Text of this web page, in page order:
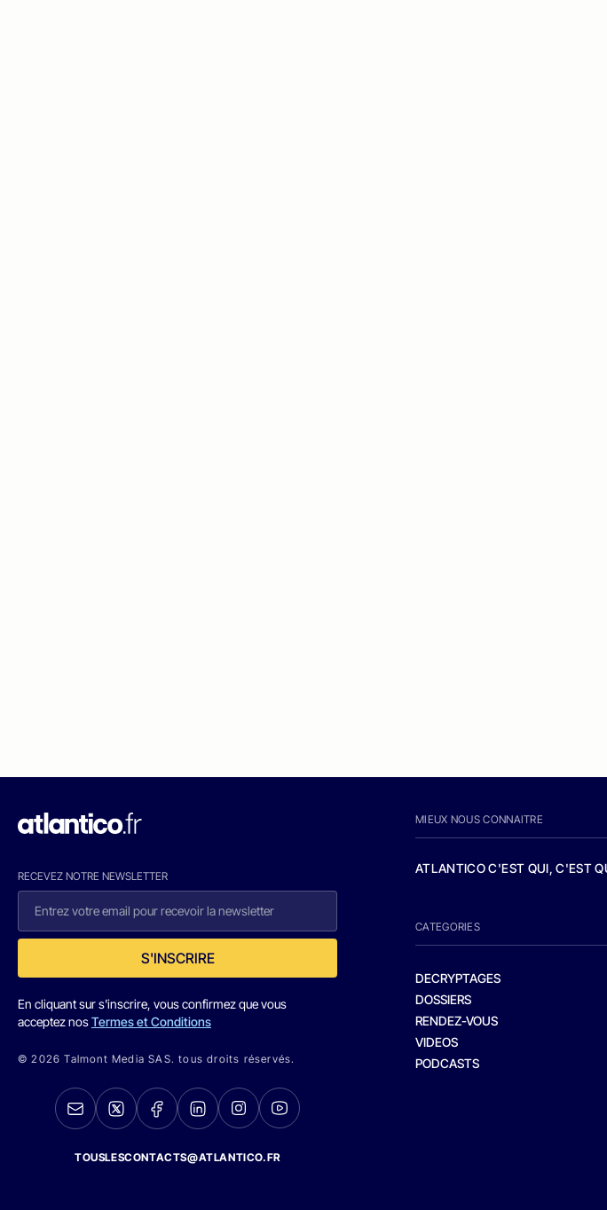
RECEVEZ NOTRE NEWSLETTER
S'INSCRIRE
En cliquant sur s'inscrire, vous confirmez que vous
acceptez nosTermes et Conditions
© 2026 Talmont Media SAS. tous droits réservés.
TOUSLESCONTACTS@ATLANTICO.FR
MIEUX NOUS CONNAITRE
ATLANTICO C'EST QUI, C'EST
CATEGORIES
DECRYPTAGES
DOSSIERS
RENDEZ-VOUS
VIDEOS
PODCASTS